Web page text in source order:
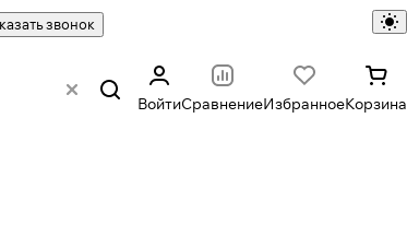
звонок
ВойтиСравнениеИзбранноеКорзина